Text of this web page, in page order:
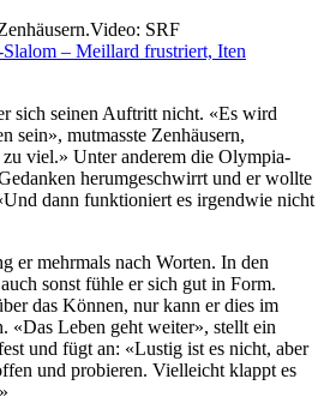
Video: SRF
– Meillard frustriert, Iten
sich seinen Auftritt nicht. «Es wird
sein», mutmasste Zenhäusern,
viel.» Unter anderem die Olympia-
herumgeschwirrt und er wollte
dann funktioniert es irgendwie nicht
er mehrmals nach Worten. In den
sonst fühle er sich gut in Form.
das Können, nur kann er dies im
«Das Leben geht weiter», stellt ein
und fügt an: «Lustig ist es nicht, aber
und probieren. Vielleicht klappt es